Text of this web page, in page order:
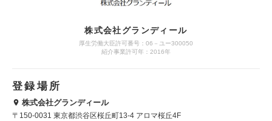
株式会社グランディール
厚生労働大臣許可番号：06－ユー300050
紹介事業許可年：2016年
登録場所
株式会社グランディール
〒150-0031 東京都渋谷区桜丘町13-4 アロマ桜丘4F